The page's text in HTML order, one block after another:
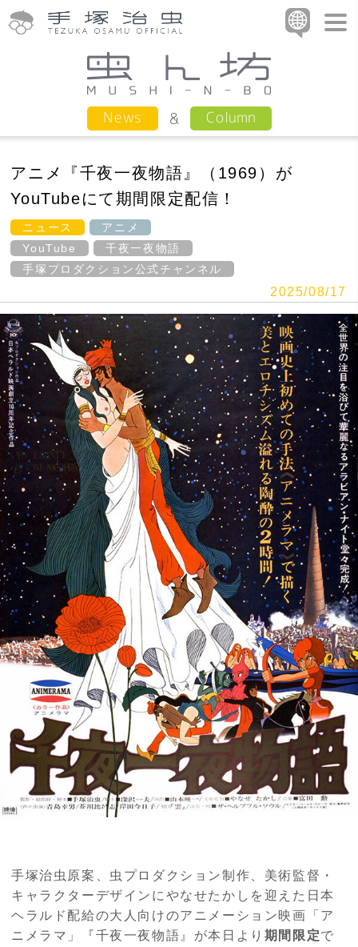
News Column
アニメ『千夜一夜物語』（1969）が
YouTubeにて期間限定配信！
ニュース
アニメ
YouTube
千夜一夜物語
手塚プロダクション公式チャンネル
2025/08/17
手塚治虫原案、虫プロダクション制作、美術監督・
キャラクターデザインにやなせたかしを迎えた日本
ヘラルド配給の大人向けのアニメーション映画「ア
ニメラマ」『千夜一夜物語』が本日より 期間限定で